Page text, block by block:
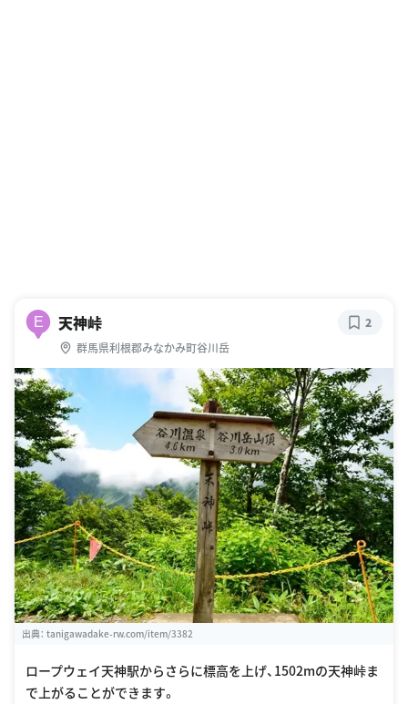
E 天神峠
群馬県利根郡みなかみ町谷川岳
2
出典： tanigawadake-rw.com/item/3382
ロープウェイ天神駅からさらに標高を上げ、1502mの天神峠ま
で上がることができます。